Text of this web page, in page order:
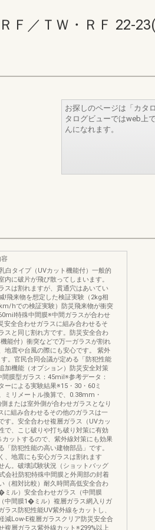
／ＴＷ・ＲＦ 22-
お探しのページは「カタ
タログビューではweb上
んになれます。
容
白タイプ（UVカット機能付）一般的
内に破片が飛び散ってしまいます。
スは割れますが、貫通穴はあいてい
!飛来物を想定した検証実験（2kg相
hでの検証実験）防災飛来物が衝突
特殊中間膜※中間ガラスが合わせ
安全合わせガラスに組み合わせるそ
スと同じ割れ方です。防災安全合わ
能付）衝突などで万一ガラスが割れ
地震や台風の際にも安心です。 紫外
。官民合同会議が定める「防犯性能
加機能（オプション）防災安全対策
膜型ガラス：45mil※参考データ：
ーによる実験結果※15・30・60ミ
ミリメートル換算で、0.38mm・
または室外側が合わせガラスとなり
に組み合わせるその他のガラスは一
す。安全合わせ複層ガラス（UVカッ
で、こじ破りや打ち破り対策に有効
ットするので、紫外線対策にも効果
「防犯性能の高い建物部品」です。
、地震にも安心ガラスは割れます
ん。破壊試験状況（ショットバッグ
会社防犯特殊中間膜と外周部の封着
（相対比較）耐久時間高低安全合わ
ル）安全合わせガラス（中間膜
間膜1�ミル）複層ガラス網入りガ
ラス防犯性能UV紫外線をカットし、
減Low-E複層ガラスクリア防災安全合
複層ガラス紫外線カット※299%以上